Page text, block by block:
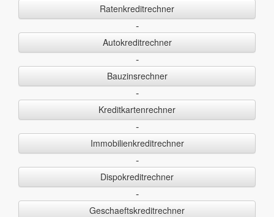
Ratenkreditrechner
-
Autokreditrechner
-
Bauzinsrechner
-
Kreditkartenrechner
-
Immobilienkreditrechner
-
Dispokreditrechner
-
Geschaeftskreditrechner